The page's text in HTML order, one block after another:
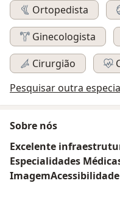
Ortopedista
Ginecologista
Cirurgião
Pesquisar outra
Sobre nós
Excelente
Especialidades
ImagemAcessibilidade